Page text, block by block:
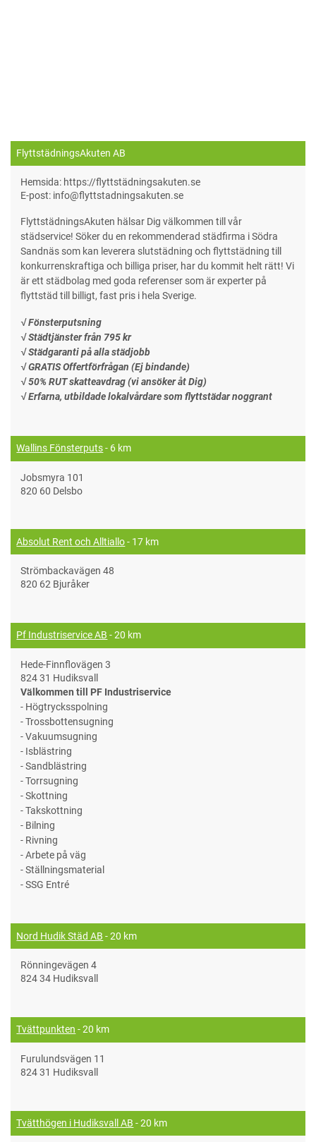
FlyttstädningsAkuten AB
Hemsida: https://flyttstädningsakuten.se
E-post: info@flyttstadningsakuten.se
FlyttstädningsAkuten hälsar Dig välkommen till vår
städservice! Söker du en rekommenderad städfirma i Södra
Sandnäs som kan leverera slutstädning och flyttstädning till
konkurrenskraftiga och billiga priser, har du kommit helt rätt! Vi
är ett städbolag med goda referenser som är experter på
flyttstäd till billigt, fast pris i hela Sverige.
√ Fönsterputsning
√ Städtjänster från 795 kr
√ Städgaranti på alla städjobb
√ GRATIS Offertförfrågan (Ej bindande)
√ 50% RUT skatteavdrag (vi ansöker åt Dig)
√ Erfarna, utbildade lokalvårdare som flyttstädar noggrant
Wallins Fönsterputs- 6 km
Jobsmyra 101
820 60 Delsbo
Absolut Rent och Alltiallo- 17 km
Strömbackavägen 48
820 62 Bjuråker
Pf Industriservice AB - 20 km
Hede-Finnflovägen 3
824 31 Hudiksvall
Välkommen till PF Industriservice
- Högtrycksspolning
- Trossbottensugning
- Vakuumsugning
- Isblästring
- Sandblästring
- Torrsugning
- Skottning
- Takskottning
- Bilning
- Rivning
- Arbete på väg
- Ställningsmaterial
- SSG Entré
Nord Hudik Städ AB - 20 km
Rönningevägen 4
824 34 Hudiksvall
Tvättpunkten - 20 km
Furulundsvägen 11
824 31 Hudiksvall
Tvätthögen i Hudiksvall AB - 20 km